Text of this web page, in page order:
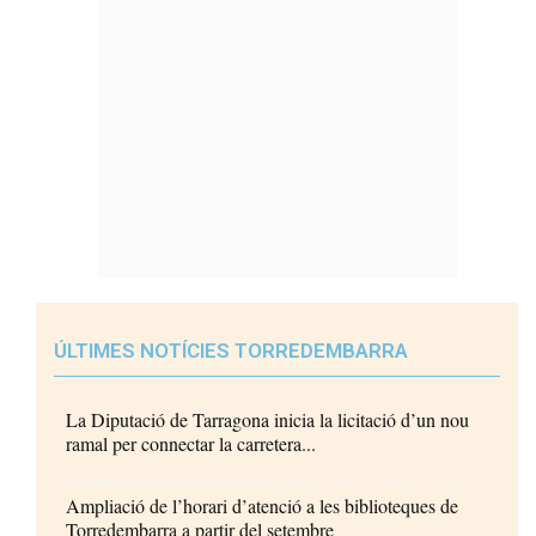
ÚLTIMES NOTÍCIES TORREDEMBARRA
La Diputació de Tarragona inicia la licitació d’un nou
ramal per connectar la carretera...
Ampliació de l’horari d’atenció a les biblioteques de
Torredembarra a partir del setembre